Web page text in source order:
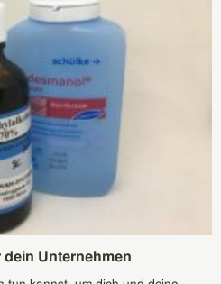
Unternehmen